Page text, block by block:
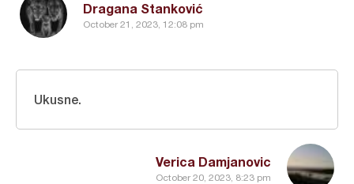
Dragana Stanković
October 21, 2023, 12:08 pm
Verica Damjanovic
October 20, 2023, 8:23 pm
Ukusne.